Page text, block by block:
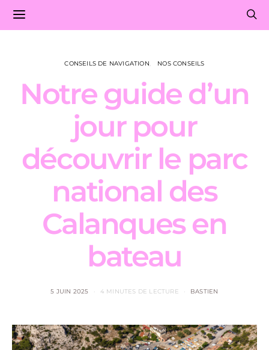
CONSEILS DE NAVIGATION NOS CONSEILS
Notre guide d’un
jour pour
découvrir le parc
national des
Calanques en
bateau
5 JUIN 2025 4 MINUTES DE LECTURE BASTIEN